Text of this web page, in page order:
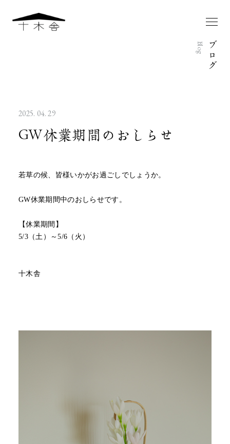
ブ
ロ
グ
Blog
2025. 04. 29
GW休業期間のおしらせ
若草の候、皆様いかがお過ごしでしょうか。
GW休業期間中のおしらせです。
【休業期間】
5/3（土）～5/6（火）
十木舎